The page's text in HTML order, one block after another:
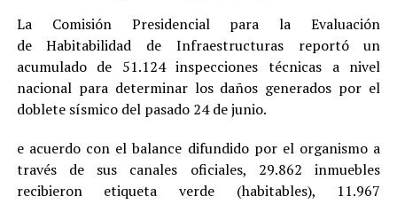
La Comisión Presidencial para la Evaluación
de Habitabilidad de Infraestructuras reportó un
acumulado de 51.124 inspecciones técnicas a nivel
nacional para determinar los daños generados por el
doblete sísmico del pasado 24 de junio.
e acuerdo con el balance difundido por el organismo a
través de sus canales oficiales, 29.862 inmuebles
recibieron etiqueta verde (habitables), 11.967